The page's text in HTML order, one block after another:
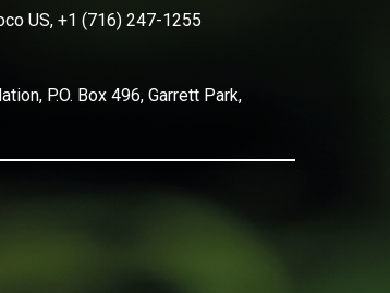
US, +1 (716) 247-1255
P.O. Box 496, Garrett Park,